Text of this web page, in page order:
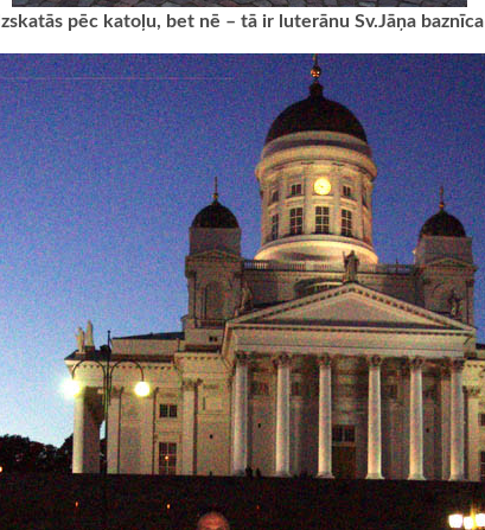
Izskatās pēc katoļu, bet nē – tā ir luterānu Sv.Jāņa baznīca